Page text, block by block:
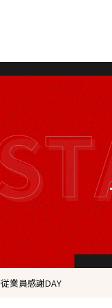
従業員感謝DAY